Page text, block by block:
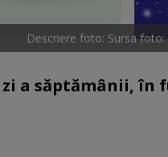
Descriere foto: Sursa
a săptămânii, în